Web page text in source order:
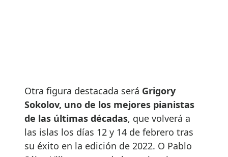
Otra figura destacada será Grigory
Sokolov, uno de los mejores pianistas
de las últimas décadas, que volverá a
las islas los días 12 y 14 de febrero tras
su éxito en la edición de 2022. O Pablo